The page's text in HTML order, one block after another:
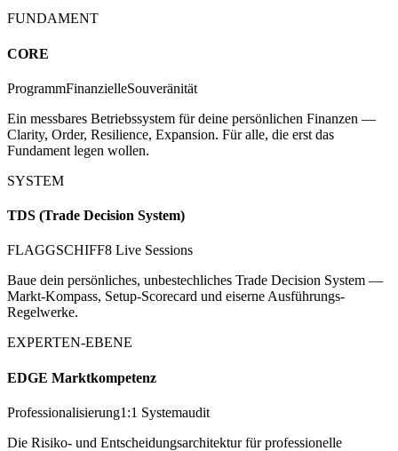
FUNDAMENT
CORE
ProgrammFinanzielleSouveränität
Ein messbares Betriebssystem für deine persönlichen Finanzen —
Clarity, Order, Resilience, Expansion. Für alle, die erst das
Fundament legen wollen.
SYSTEM
TDS (Trade Decision System)
FLAGGSCHIFF8 Live Sessions
Baue dein persönliches, unbestechliches Trade Decision System —
Markt-Kompass, Setup-Scorecard und eiserne Ausführungs-
Regelwerke.
EXPERTEN-EBENE
EDGE Marktkompetenz
Professionalisierung1:1 Systemaudit
Die Risiko- und Entscheidungsarchitektur für professionelle